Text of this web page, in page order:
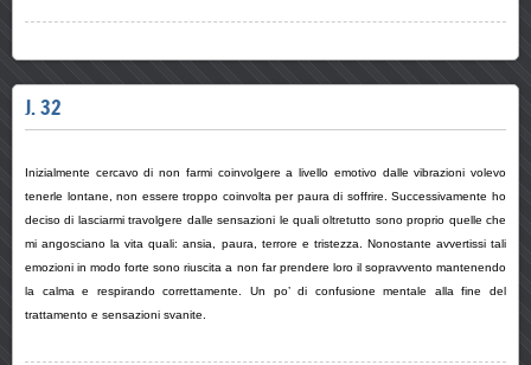
J. 32
Inizialmente cercavo di non farmi coinvolgere a livello emotivo dalle vibrazioni volevo
tenerle lontane, non essere troppo coinvolta per paura di soffrire. Successivamente ho
deciso di lasciarmi travolgere dalle sensazioni le quali oltretutto sono proprio quelle che
mi angosciano la vita quali: ansia, paura, terrore e tristezza. Nonostante avvertissi tali
emozioni in modo forte sono riuscita a non far prendere loro il sopravvento mantenendo
la calma e respirando correttamente. Un po’ di confusione mentale alla fine del
trattamento e sensazioni svanite.